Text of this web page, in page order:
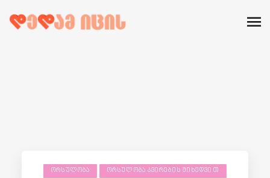
ᲝᲠᲡᲣᲚᲝᲑᲐ ᲝᲠᲡᲣᲚᲝᲑᲐ ᲙᲕᲘᲠᲔᲑᲘᲡ ᲛᲘᲮᲔᲓᲕᲘᲗ